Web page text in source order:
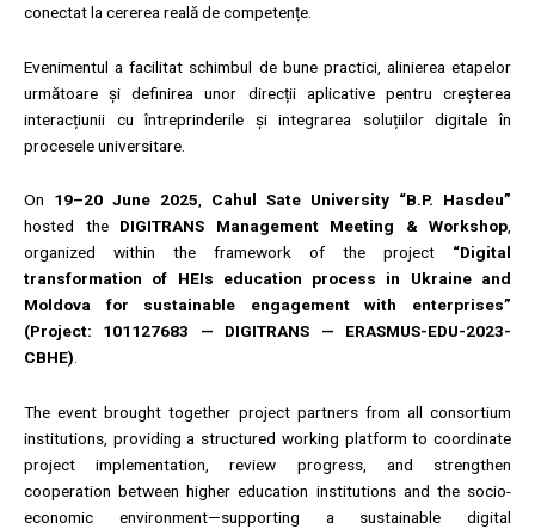
conectat la cererea reală de competențe.
Evenimentul a facilitat schimbul de bune practici, alinierea etapelor
următoare și definirea unor direcții aplicative pentru creșterea
interacțiunii cu întreprinderile și integrarea soluțiilor digitale în
procesele universitare.
On 19–20 June 2025, Cahul Sate University “B.P. Hasdeu”
hosted the DIGITRANS Management Meeting & Workshop,
organized within the framework of the project “Digital
transformation of HEIs education process in Ukraine and
Moldova for sustainable engagement with enterprises”
(Project: 101127683 — DIGITRANS — ERASMUS-EDU-2023-
CBHE).
The event brought together project partners from all consortium
institutions, providing a structured working platform to coordinate
project implementation, review progress, and strengthen
cooperation between higher education institutions and the socio-
economic environment—supporting a sustainable digital